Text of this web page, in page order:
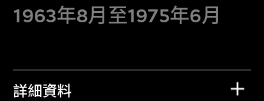
1963年8月至1975年6月
詳細資料